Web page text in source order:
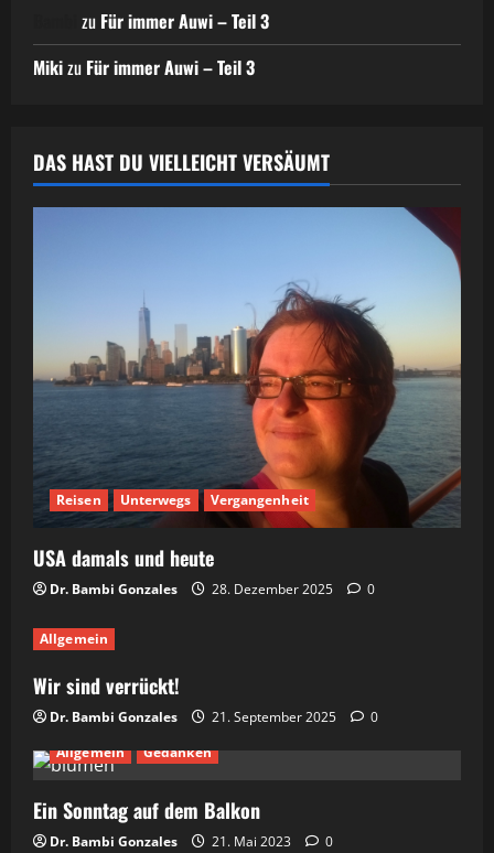
zu Für immer Auwi – Teil 3
Mikizu Für immer Auwi – Teil 3
DAS HAST DU VIELLEICHT VERSÄUMT
Reisen Unterwegs Vergangenheit
USA damals und heute
Dr. Bambi Gonzales 28. Dezember 2025 0
Allgemein
Wir sind verrückt!
Dr. Bambi Gonzales 21. September 2025
0
Allgemein
Gedanken
Ein Sonntag auf dem Balkon
Dr. Bambi Gonzales 21. Mai 2023 0